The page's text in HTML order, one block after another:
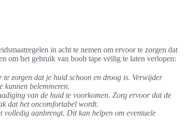
in acht te nemen om ervoor te zorgen dat
om het gebruik van boob tape veilig te laten verlopen:
zorgen dat je huid schoon en droog is. Verwijder
kunnen belemmeren.
van de huid te voorkomen. Zorg ervoor dat de
dat het oncomfortabel wordt.
volledig aanbrengt. Dit kan helpen om eventuele